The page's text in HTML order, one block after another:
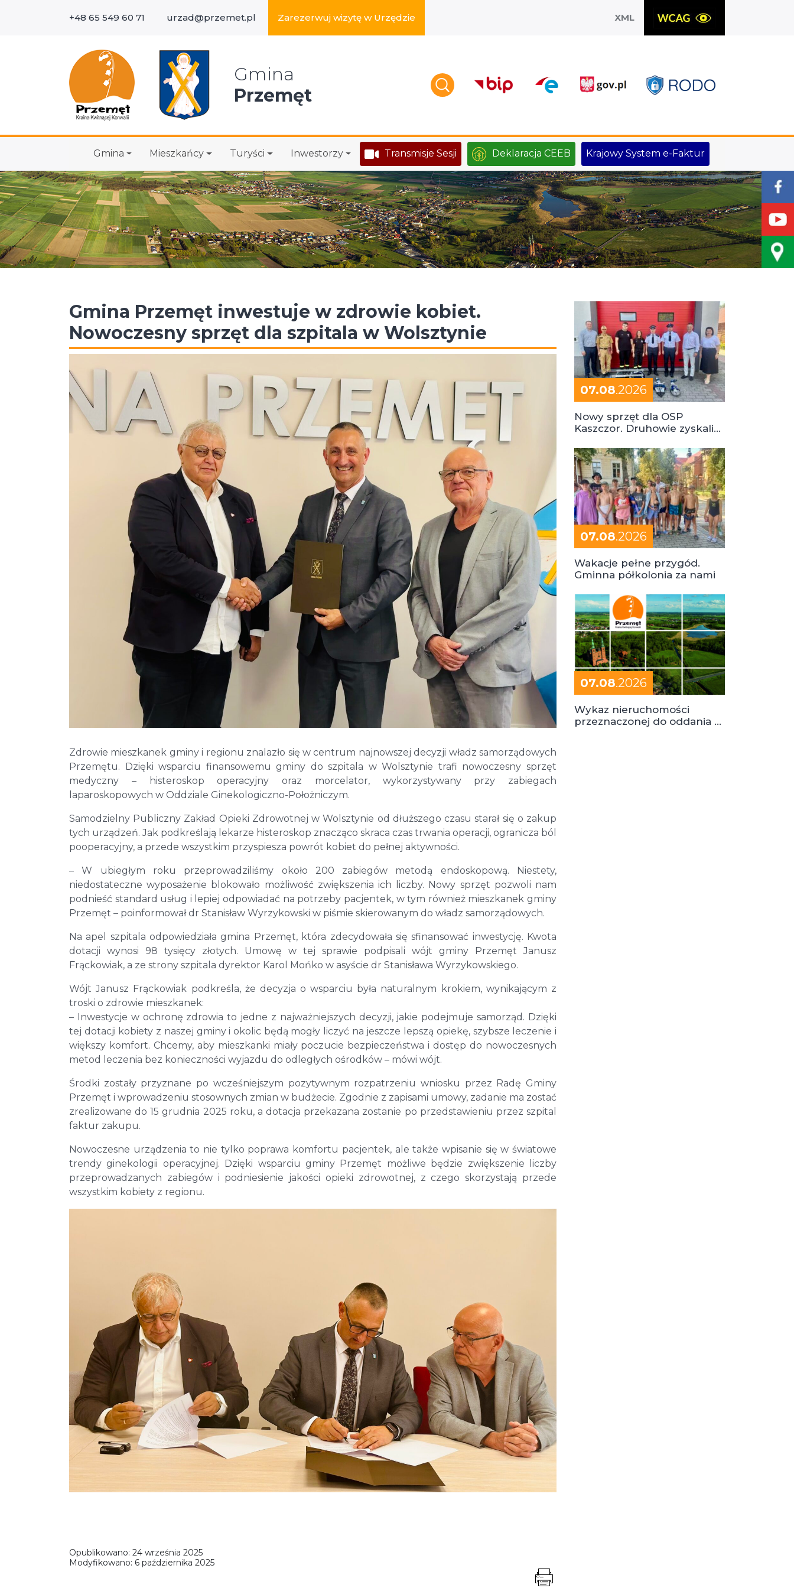
+48 65 549 60 71 urzad@przemet.pl Zarezerwuj wizytę w Urzędzie XML
Gmina
Przemęt
Gmina Mieszkańcy Turyści Inwestorzy Transmisje Sesji Deklaracja CEEB Krajowy System e-Faktur
Gmina Przemęt inwestuje w zdrowie kobiet.
Nowoczesny sprzęt dla szpitala w Wolsztynie
Zdrowie mieszkanek gminy i regionu znalazło się w centrum najnowszej decyzji władz samorządowych
Przemętu. Dzięki wsparciu finansowemu gminy do szpitala w Wolsztynie trafi nowoczesny sprzęt
medyczny – histeroskop operacyjny oraz morcelator, wykorzystywany przy zabiegach
laparoskopowych w Oddziale Ginekologiczno-Położniczym.
Samodzielny Publiczny Zakład Opieki Zdrowotnej w Wolsztynie od dłuższego czasu starał się o zakup
tych urządzeń. Jak podkreślają lekarze histeroskop znacząco skraca czas trwania operacji, ogranicza ból
pooperacyjny, a przede wszystkim przyspiesza powrót kobiet do pełnej aktywności.
– W ubiegłym roku przeprowadziliśmy około 200 zabiegów metodą endoskopową. Niestety,
niedostateczne wyposażenie blokowało możliwość zwiększenia ich liczby. Nowy sprzęt pozwoli nam
podnieść standard usług i lepiej odpowiadać na potrzeby pacjentek, w tym również mieszkanek gminy
Przemęt – poinformował dr Stanisław Wyrzykowski w piśmie skierowanym do władz samorządowych.
Na apel szpitala odpowiedziała gmina Przemęt, która zdecydowała się sfinansować inwestycję. Kwota
dotacji wynosi 98 tysięcy złotych. Umowę w tej sprawie podpisali wójt gminy Przemęt Janusz
Frąckowiak, a ze strony szpitala dyrektor Karol Mońko w asyście dr Stanisława Wyrzykowskiego.
Wójt Janusz Frąckowiak podkreśla, że decyzja o wsparciu była naturalnym krokiem, wynikającym z
troski o zdrowie mieszkanek:
– Inwestycje w ochronę zdrowia to jedne z najważniejszych decyzji, jakie podejmuje samorząd. Dzięki
tej dotacji kobiety z naszej gminy i okolic będą mogły liczyć na jeszcze lepszą opiekę, szybsze leczenie i
większy komfort. Chcemy, aby mieszkanki miały poczucie bezpieczeństwa i dostęp do nowoczesnych
metod leczenia bez konieczności wyjazdu do odległych ośrodków – mówi wójt.
Środki zostały przyznane po wcześniejszym pozytywnym rozpatrzeniu wniosku przez Radę Gminy
Przemęt i wprowadzeniu stosownych zmian w budżecie. Zgodnie z zapisami umowy, zadanie ma zostać
zrealizowane do 15 grudnia 2025 roku, a dotacja przekazana zostanie po przedstawieniu przez szpital
faktur zakupu.
Nowoczesne urządzenia to nie tylko poprawa komfortu pacjentek, ale także wpisanie się w światowe
trendy ginekologii operacyjnej. Dzięki wsparciu gminy Przemęt możliwe będzie zwiększenie liczby
przeprowadzanych zabiegów i podniesienie jakości opieki zdrowotnej, z czego skorzystają przede
wszystkim kobiety z regionu.
Opublikowano: 24 września 2025
Modyfikowano: 6 października 2025
07.08.2026
Nowy sprzęt dla OSP
Kaszczor. Druhowie zyskali
07.08.2026
Wakacje pełne przygód.
Gminna półkolonia za nami
07.08.2026
Wykaz nieruchomości
przeznaczonej do oddania w
Wyszukaj w serwisie